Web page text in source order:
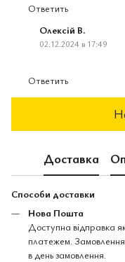
Ответить
Олексій В.
02.12.2024 в 17:49
Ответить
Доставка
Способи доставки
Нова Пошта
Доступна відправка
платежем.
в день замовлення.